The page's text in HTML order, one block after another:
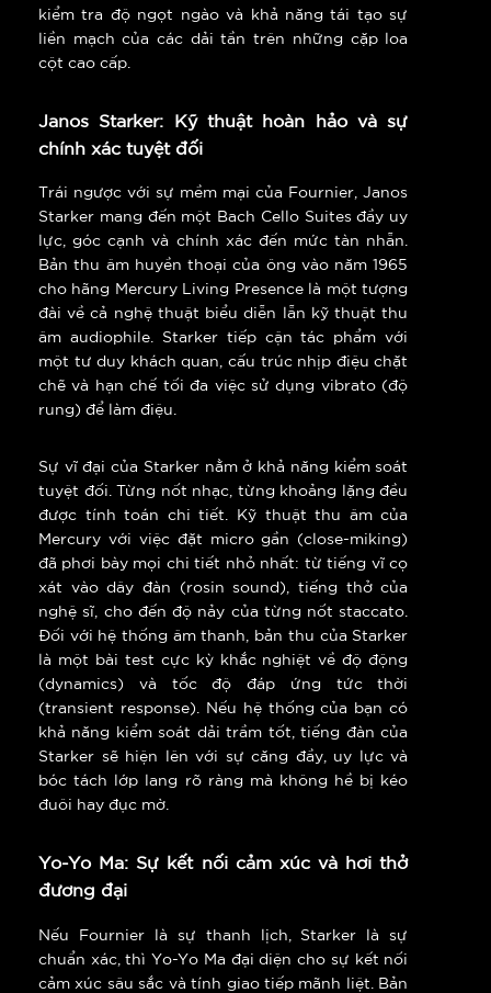
kiểm tra độ ngọt ngào và khả năng tái tạo sự
liền mạch của các dải tần trên những cặp loa
cột cao cấp.
Janos Starker: Kỹ thuật hoàn hảo và sự
chính xác tuyệt đối
Trái ngược với sự mềm mại của Fournier, Janos
Starker mang đến một Bach Cello Suites đầy uy
lực, góc cạnh và chính xác đến mức tàn nhẫn.
Bản thu âm huyền thoại của ông vào năm 1965
cho hãng Mercury Living Presence là một tượng
đài về cả nghệ thuật biểu diễn lẫn kỹ thuật thu
âm audiophile. Starker tiếp cận tác phẩm với
một tư duy khách quan, cấu trúc nhịp điệu chặt
chẽ và hạn chế tối đa việc sử dụng vibrato (độ
rung) để làm điệu.
Sự vĩ đại của Starker nằm ở khả năng kiểm soát
tuyệt đối. Từng nốt nhạc, từng khoảng lặng đều
được tính toán chi tiết. Kỹ thuật thu âm của
Mercury với việc đặt micro gần (close-miking)
đã phơi bày mọi chi tiết nhỏ nhất: từ tiếng vĩ cọ
xát vào dây đàn (rosin sound), tiếng thở của
nghệ sĩ, cho đến độ nảy của từng nốt staccato.
Đối với hệ thống âm thanh, bản thu của Starker
là một bài test cực kỳ khắc nghiệt về độ động
(dynamics) và tốc độ đáp ứng tức thời
(transient response). Nếu hệ thống của bạn có
khả năng kiểm soát dải trầm tốt, tiếng đàn của
Starker sẽ hiện lên với sự căng đầy, uy lực và
bóc tách lớp lang rõ ràng mà không hề bị kéo
đuôi hay đục mờ.
Yo-Yo Ma: Sự kết nối cảm xúc và hơi thở
đương đại
Nếu Fournier là sự thanh lịch, Starker là sự
chuẩn xác, thì Yo-Yo Ma đại diện cho sự kết nối
cảm xúc sâu sắc và tính giao tiếp mãnh liệt. Bản